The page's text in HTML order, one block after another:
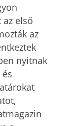
első
az
nyitnak